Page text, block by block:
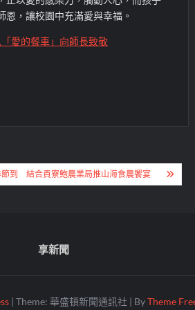
，讓校園中充滿愛與幸福。
愛的餐車」向師長致敬
節到 結合貢寮鮑農業局推山海食農饗宴
享新聞
| Theme: 華盛頓新聞通訊社 | ByTheme